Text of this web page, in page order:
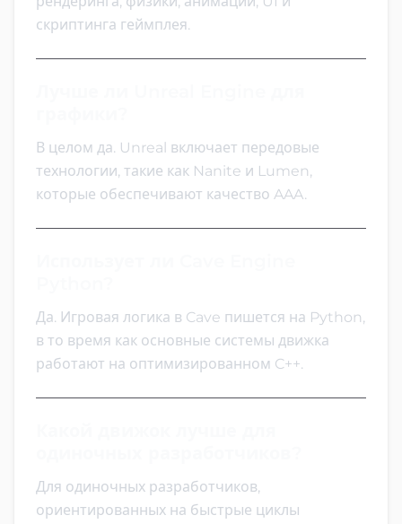
скриптинга геймплея.
В целом да. Unreal включает передовые
технологии, такие как Nanite и Lumen,
которые обеспечивают качество AAA.
Да. Игровая логика в Cave пишется на Python,
в то время как основные системы движка
работают на оптимизированном C++.
Для одиночных разработчиков,
ориентированных на быстрые циклы